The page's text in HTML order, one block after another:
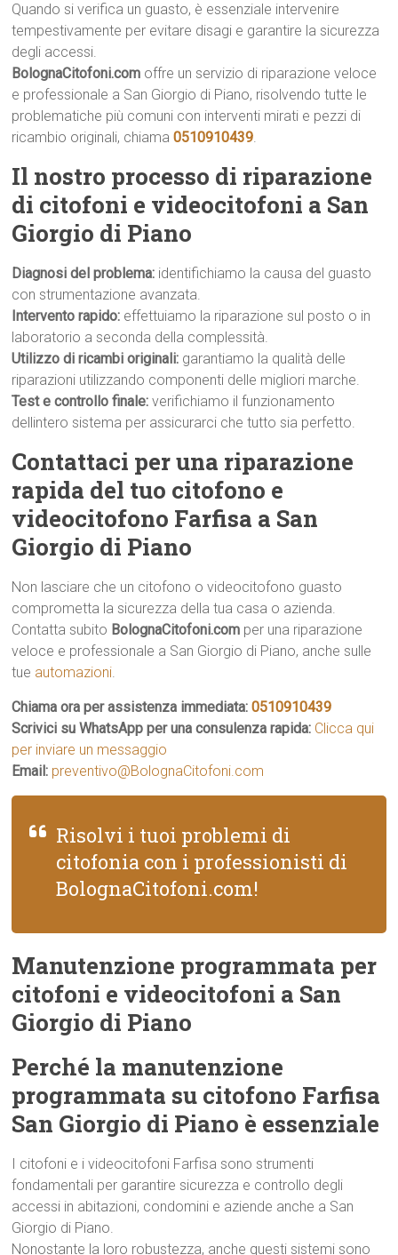
Quando si verifica un guasto, è essenziale intervenire
tempestivamente per evitare disagi e garantire la sicurezza
degli accessi.
BolognaCitofoni.com offre un servizio di riparazione veloce
e professionale a San Giorgio di Piano, risolvendo tutte le
problematiche più comuni con interventi mirati e pezzi di
ricambio originali, chiama0510910439.
Il nostro processo di riparazione
di citofoni e videocitofoni a San
Giorgio di Piano
Diagnosi del problema: identifichiamo la causa del guasto
con strumentazione avanzata.
Intervento rapido: effettuiamo la riparazione sul posto o in
laboratorio a seconda della complessità.
Utilizzo di ricambi originali: garantiamo la qualità delle
riparazioni utilizzando componenti delle migliori marche.
Test e controllo finale:verifichiamo il funzionamento
dellintero sistema per assicurarci che tutto sia perfetto.
Contattaci per una riparazione
rapida del tuo citofono e
videocitofono Farfisa a San
Giorgio di Piano
Non lasciare che un citofono o videocitofono guasto
comprometta la sicurezza della tua casa o azienda.
Contatta subito BolognaCitofoni.com per una riparazione
veloce e professionale a San Giorgio di Piano, anche sulle
tue automazioni.
Chiama ora per assistenza immediata:0510910439
Scrivici su WhatsApp per una consulenza rapida: Clicca qui
per inviare un messaggio
Email: preventivo@BolognaCitofoni.com
Risolvi i tuoi problemi di
citofonia con i professionisti di
BolognaCitofoni.com!
Manutenzione programmata per
citofoni e videocitofoni a San
Giorgio di Piano
Perché la manutenzione
programmata su citofono Farfisa
San Giorgio di Piano è essenziale
I citofoni e i videocitofoni Farfisa sono strumenti
fondamentali per garantire sicurezza e controllo degli
accessi in abitazioni, condomini e aziende anche a San
Giorgio di Piano.
Nonostante la loro robustezza, anche questi sistemi sono